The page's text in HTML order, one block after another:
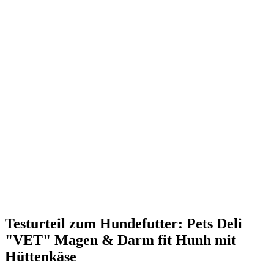
Testurteil zum Hundefutter: Pets Deli
"VET" Magen & Darm fit Hunh mit
Hüttenkäse